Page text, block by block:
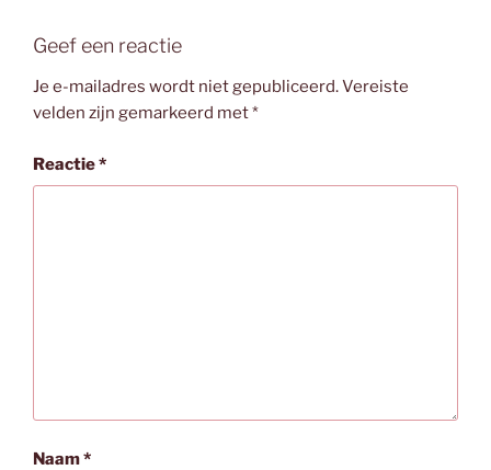
Geef een reactie
Je e-mailadres wordt niet gepubliceerd.Vereiste
velden zijn gemarkeerd met*
Reactie*
Naam*